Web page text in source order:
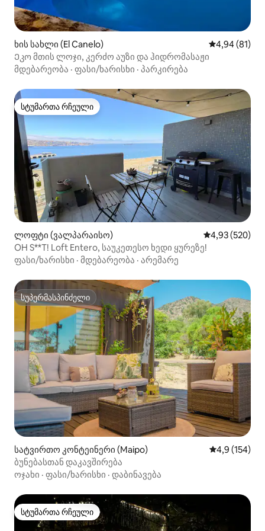
ხის სახლი (El Canelo) საშუალო
4,94 (81)
Ეკო მთის ლოჯი, კერძო აუზი და ჰიდრომასაჟი
მდებარეობა · ფასი/ხარისხი · პარკირება
სტუმართა რჩეული
სტუმართა რჩეული
ლოფტი (ვალპარაისო) საშუალო
4,93 (520)
OH S**T! Loft Entero, საუკეთესო ხედი ყურეზე!
ფასი/ხარისხი · მდებარეობა · არემარე
სუპერმასპინძელი
სუპერმასპინძელი
სატვირთო კონტეინერი (Maipo) საშუალო
4,9 (154)
ბუნებასთან დაკავშირება
ოჯახი · ფასი/ხარისხი · დაბინავება
სტუმართა რჩეული
სტუმართა რჩეული